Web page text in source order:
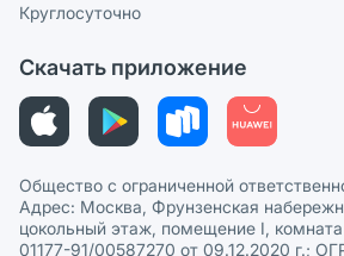
Политика рекомендаций
Этика и соответствие
Политика в отношении обработки
Круглосуточно
Скачать приложение
Общество с ограниченной
Адрес: Москва, Фрунзенская
цокольный этаж, помещение I,
01177-91/00587270 от 09.12.2020 г.;